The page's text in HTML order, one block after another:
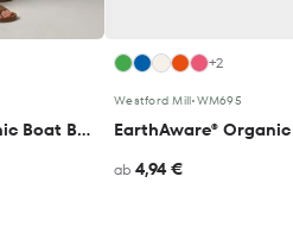
EarthAware® Organic Boat Bag
+2
Westford Mill•WM695
ab 4,94 €